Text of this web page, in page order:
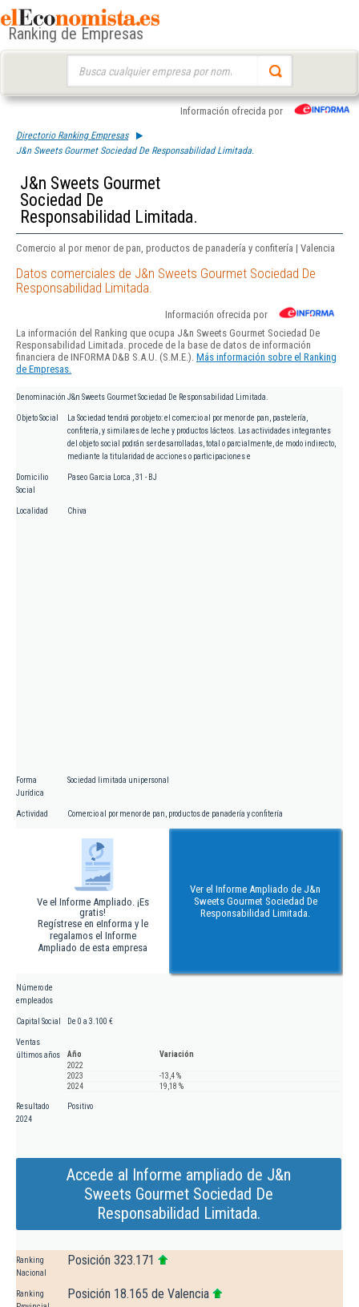
Ranking de Empresas
Información ofrecida por
Directorio Ranking Empresas
J&n Sweets Gourmet Sociedad De Responsabilidad Limitada.
J&n Sweets Gourmet
Sociedad De
Responsabilidad Limitada.
Comercio al por menor de pan, productos de panadería y confitería | Valencia
Datos comerciales de J&n Sweets Gourmet Sociedad De
Responsabilidad Limitada.
Información ofrecida por
La información del Ranking que ocupa J&n Sweets Gourmet Sociedad De
Responsabilidad Limitada. procede de la base de datos de información
financiera de INFORMA D&B S.A.U. (S.M.E.). Más información sobre el Ranking
de Empresas.
Denominación J&n Sweets Gourmet Sociedad De Responsabilidad Limitada.
Objeto Social
La Sociedad tendrá por objeto: el comercio al por menor de pan, pastelería,
confitería, y similares de leche y productos lácteos. Las actividades integrantes
del objeto social podrán ser desarrolladas, total o parcialmente, de modo indirecto,
mediante la titularidad de acciones o participaciones e
Domicilio
Social
Paseo Garcia Lorca , 31 - BJ
Localidad Chiva
Forma
Jurídica
Sociedad limitada unipersonal
Actividad Comercio al por menor de pan, productos de panadería y confitería
Ve el Informe Ampliado. ¡Es
gratis!
Regístrese en eInforma y le
regalamos el Informe
Ampliado de esta empresa
Ver el Informe Ampliado de J&n
Sweets Gourmet Sociedad De
Responsabilidad Limitada.
Número de
empleados
Capital Social De 0 a 3.100 €
Ventas
últimos años
Año
Variación
2022
2023
-13,4 %
2024
19,18 %
Resultado
2024
Positivo
Accede al Informe ampliado de J&n
Sweets Gourmet Sociedad De
Responsabilidad Limitada.
Ranking
Nacional
Posición 323.171
Ranking
Posición 18.165 de Valencia